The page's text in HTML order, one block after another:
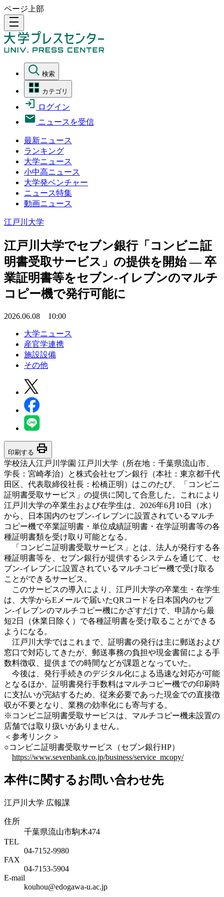
ページ上部
density_medium
検索
カテゴリ
ログイン
ニュースを受信
最新ニュース
ランキング
大学ニュース
小中高ニュース
大学発ベンチャー
ニュース特集
動画ニュース
江戸川大学
江戸川大学でセブン銀行「コンビニ証
明書受取サービス」の提供を開始 ― 卒
業証明書等をセブン-イレブンのマルチ
コピー機で発行可能に
2026.06.08 10:00
大学ニュース
産官学連携
施設設備
その他
印刷する print
学校法人江戸川学園 江戸川大学（所在地：千葉県流山市、
学長：宮崎孝治）と株式会社セブン銀行（本社：東京都千代
田区、代表取締役社長：松橋正明）はこのたび、「コンビニ
証明書受取サービス」の提供に関して合意した。これにより
江戸川大学の卒業生および在学生は、2026年6月10日（水）
から、日本国内のセブン‐イレブンに設置されているマルチ
コピー機で卒業証明書・単位成績証明書・在学証明書等の各
種証明書類を受け取り可能となる。
「コンビニ証明書受取サービス」とは、法人が発行する各
種証明書等を、セブン銀行が提供するシステムを通じて、セ
ブン-イレブンに設置されているマルチコピー機で受け取る
ことができるサービス。
このサービスの導入により、江戸川大学の卒業生・在学生
は、大学からEメールで届いたQRコードを日本国内のセブ
ン-イレブンのマルチコピー機にかざすだけで、申請から最
短2日（休業日除く）で各種証明書を受け取ることができる
ようになる。
江戸川大学ではこれまで、証明書の発行は主に郵送および
窓口で対応してきたが、郵送事務の負担や現金書留による手
数料徴収、提供までの時間などが課題となっていた。
今後は、発行手続きのデジタル化による迅速な対応が可能
となるほか、証明書発行手数料はマルチコピー機での印刷時
に支払いが完結するため、従来必要であった現金での直接徴
収が不要となり、業務の効率化にも寄与する。
※コンビニ証明書受取サービスは、マルチコピー機未設置の
店舗では取り扱いがありません。
＜参考リンク＞
○コンビニ証明書受取サービス（セブン銀行HP）
https://www.sevenbank.co.jp/business/service_mcopy/
本件に関するお問い合わせ先
江戸川大学 広報課
住所
千葉県流山市駒木474
TEL
04-7152-9980
FAX
04-7153-5904
E-mail
kouhou@edogawa-u.ac.jp